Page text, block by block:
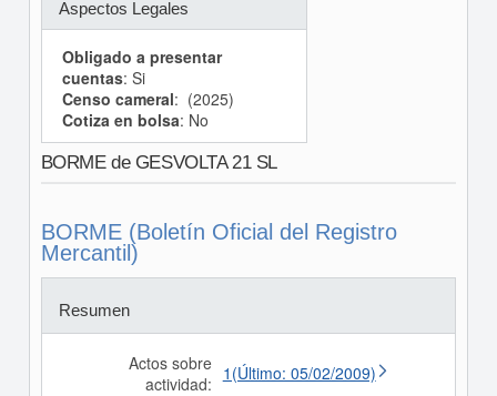
Aspectos Legales
Obligado a presentar
cuentas: Si
Censo cameral: (2025)
Cotiza en bolsa: No
BORME de GESVOLTA 21 SL
BORME (Boletín Oficial del Registro
Mercantil)
Resumen
Actos sobre
actividad: 1(Último: 05/02/2009)